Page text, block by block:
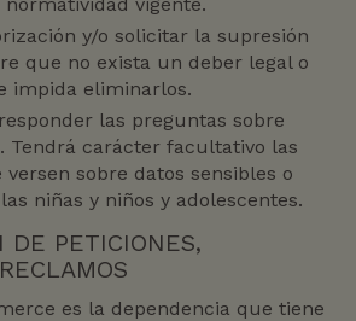
y/o solicitar la supresión
que no exista un deber legal o
impida eliminarlos.
las preguntas sobre
Tendrá carácter facultativo las
versen sobre datos sensibles o
niñas y niños y adolescentes.
DE PETICIONES,
es la dependencia que tiene